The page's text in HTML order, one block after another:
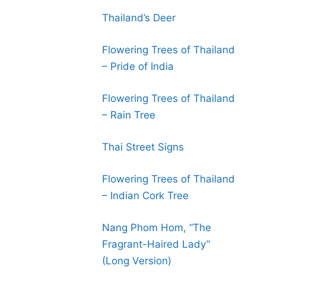
Thailand’s Deer
Flowering Trees of Thailand
– Pride of India
Flowering Trees of Thailand
– Rain Tree
Thai Street Signs
Flowering Trees of Thailand
– Indian Cork Tree
Nang Phom Hom, “The
Fragrant-Haired Lady”
(Long Version)